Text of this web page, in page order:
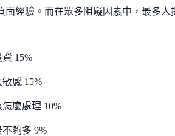
面經驗。而在眾多阻礙因素中，最多人
15%
感 15%
麼處理 10%
不夠多 9%